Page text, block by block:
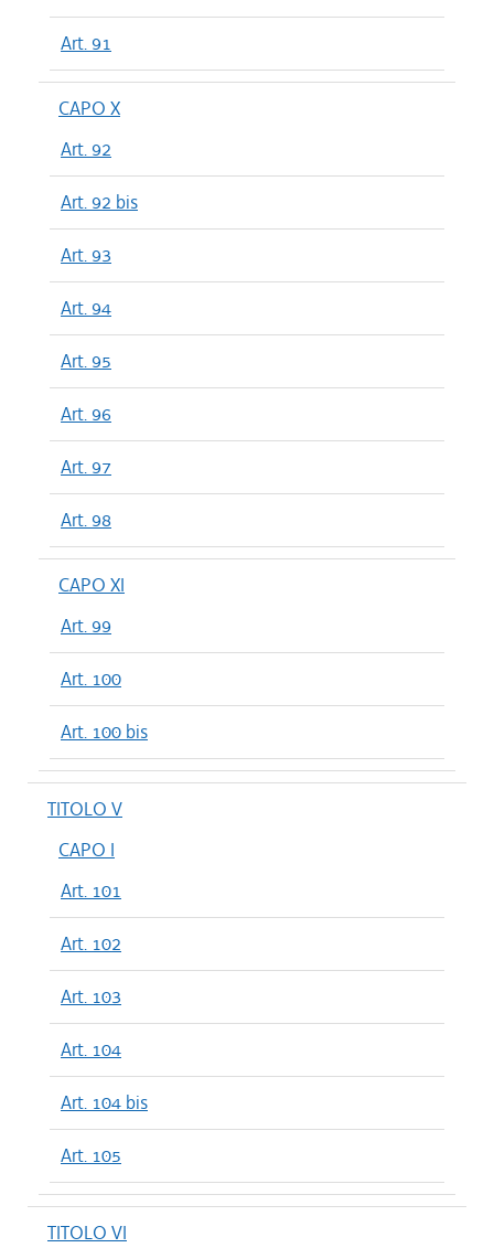
Art. 91
CAPO X
Art. 92
Art. 92 bis
Art. 93
Art. 94
Art. 95
Art. 96
Art. 97
Art. 98
CAPO XI
Art. 99
Art. 100
Art. 100 bis
TITOLO V
CAPO I
Art. 101
Art. 102
Art. 103
Art. 104
Art. 104 bis
Art. 105
TITOLO VI